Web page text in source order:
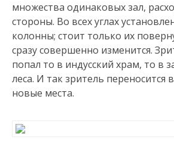
множества одинаковых зал,
стороны. Во всех углах
колонны; стоит только их
сразу совершенно изменится.
попал то в индусский храм, то в
леса. И так зритель переносится
новые места.